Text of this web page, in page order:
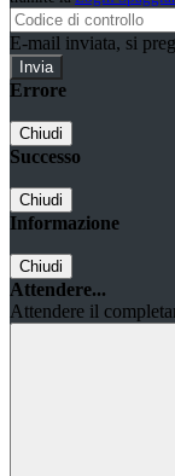
E-mail inviata, si
Errore
Chiudi
Successo
Chiudi
Informazione
Chiudi
Attendere...
Attendere il